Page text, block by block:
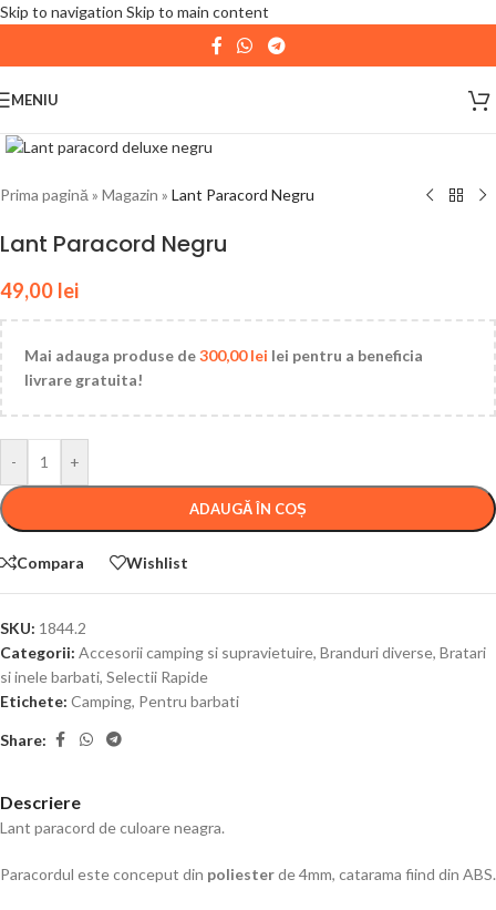
Skip to navigation Skip to main content
| 📦 Program livrari|In perioada11 August - 18
August,
expediate. Va multumim pentru intelegere!
MENIU
Prima pagină» Magazin » Lant Paracord Negru
Lant Paracord Negru
49,00 lei
Mai adauga produse de300,00lei lei pentru a beneficia
livrare gratuita!
- +
ADAUGĂ ÎN COȘ
Compara Wishlist
SKU: 1844.2
Categorii: Accesorii camping si supravietuire, Branduri diverse, Bratari
si inele barbati, Selectii Rapide
Etichete: Camping, Pentru barbati
Share:
Descriere
Lant paracord de culoare neagra.
Paracordul este conceput din poliesterde 4mm, catarama fiind din ABS.